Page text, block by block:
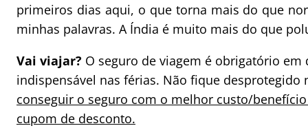
primeiros dias aqui, o que torna mais do que
minhas palavras. A Índia é muito mais do que
Vai viajar? O seguro de viagem é obrigatório em
indispensável nas férias. Não fique desprotegido
conseguir o seguro com o melhor custo/
cupom de desconto.